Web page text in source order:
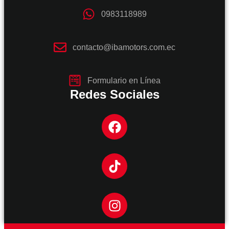
0983118989
contacto@ibamotors.com.ec
Formulario en Línea
Redes Sociales